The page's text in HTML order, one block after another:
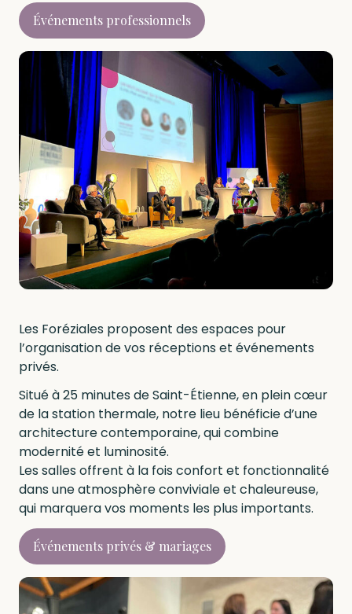
Événements professionnels
Les Foréziales proposent des espaces pour
l’organisation de vos réceptions et événements
privés.
Situé à 25 minutes de Saint-Étienne, en plein cœur
de la station thermale, notre lieu bénéficie d’une
architecture contemporaine, qui combine
modernité et luminosité.
Les salles offrent à la fois confort et fonctionnalité
dans une atmosphère conviviale et chaleureuse,
qui marquera vos moments les plus importants.
Événements privés & mariages